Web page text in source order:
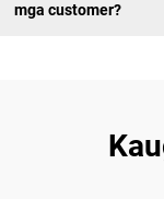
mga customer?